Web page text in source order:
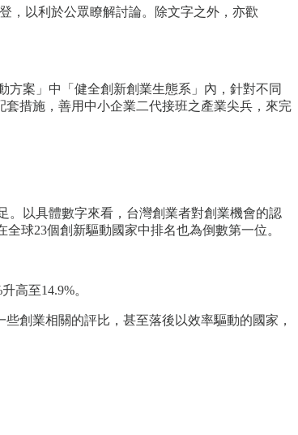
，以利於公眾瞭解討論。除文字之外，亦歡
方案」中「健全創新創業生態系」內，針對不同
措施，善用中小企業二代接班之產業尖兵，來完
。以具體數字來看，台灣創業者對創業機會的認
球23個創新驅動國家中排名也為倒數第一位。
高至14.9%。
創業相關的評比，甚至落後以效率驅動的國家，